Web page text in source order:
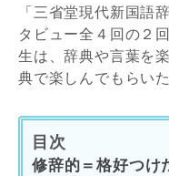
「三省堂現代新国語
タビュー全４回の２
生は、辞典や言葉を
典で楽しんでもらい
目次
修辞的＝格好つけ